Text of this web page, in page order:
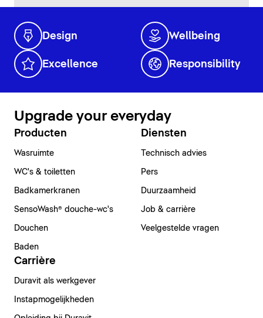
Design Wellbeing
Excellence Responsibility
Upgrade your everyday
Producten
Wasruimte
WC's & toiletten
Badkamerkranen
SensoWash® douche-wc's
Douchen
Baden
Diensten
Technisch advies
Pers
Duurzaamheid
Job & carrière
Veelgestelde vragen
Carrière
Duravit als werkgever
Instapmogelijkheden